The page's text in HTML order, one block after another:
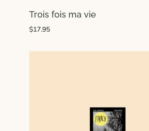
Trois fois ma vie
$17.95